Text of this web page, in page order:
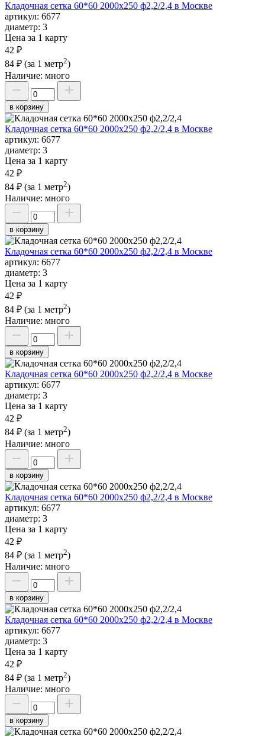
Кладочная сетка 60*60 2000х250 ф2,2/2,4 в Москве
артикул: 6677
диаметр: 3
Цена за 1 карту
42 ₽
84 ₽ (за 1 метр2)
Наличие: много
в корзину
Кладочная сетка 60*60 2000х250 ф2,2/2,4 в Москве
артикул: 6677
диаметр: 3
Цена за 1 карту
42 ₽
84 ₽ (за 1 метр2)
Наличие: много
в корзину
Кладочная сетка 60*60 2000х250 ф2,2/2,4 в Москве
артикул: 6677
диаметр: 3
Цена за 1 карту
42 ₽
84 ₽ (за 1 метр2)
Наличие: много
в корзину
Кладочная сетка 60*60 2000х250 ф2,2/2,4 в Москве
артикул: 6677
диаметр: 3
Цена за 1 карту
42 ₽
84 ₽ (за 1 метр2)
Наличие: много
в корзину
Кладочная сетка 60*60 2000х250 ф2,2/2,4 в Москве
артикул: 6677
диаметр: 3
Цена за 1 карту
42 ₽
84 ₽ (за 1 метр2)
Наличие: много
в корзину
Кладочная сетка 60*60 2000х250 ф2,2/2,4 в Москве
артикул: 6677
диаметр: 3
Цена за 1 карту
42 ₽
84 ₽ (за 1 метр2)
Наличие: много
в корзину